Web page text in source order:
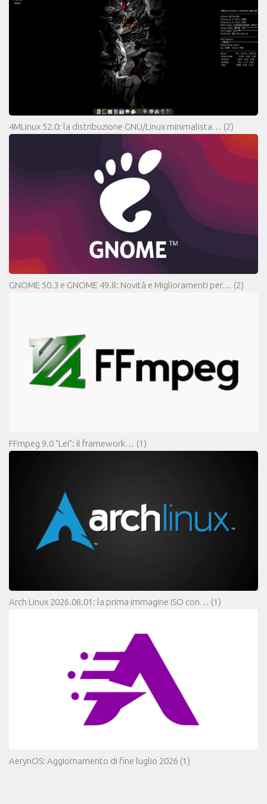
4MLinux 52.0: la distribuzione GNU/Linux minimalista… (2)
GNOME 50.3 e GNOME 49.8: Novità e Miglioramenti per… (2)
FFmpeg 9.0 “Lei”: il framework… (1)
Arch Linux 2026.08.01: la prima immagine ISO con… (1)
AerynOS: Aggiornamento di fine luglio 2026 (1)